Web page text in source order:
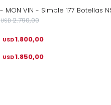
VIN - Simple 177 Botellas
USD 2.790,00
USD1.800,00
USD1.850,00